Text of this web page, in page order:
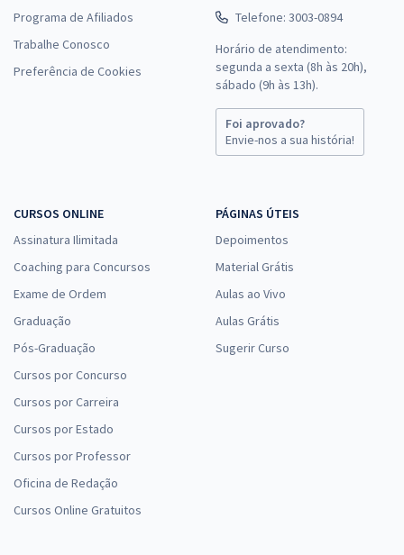
Programa de Afiliados
Trabalhe Conosco
Preferência de Cookies
Telefone: 3003-0894
Horário de atendimento:
segunda a sexta (8h às 20h),
sábado (9h às 13h).
Foi aprovado?
Envie-nos a sua história!
CURSOS ONLINE
Assinatura Ilimitada
Coaching para Concursos
Exame de Ordem
Graduação
Pós-Graduação
Cursos por Concurso
Cursos por Carreira
Cursos por Estado
Cursos por Professor
Oficina de Redação
Cursos Online Gratuitos
PÁGINAS ÚTEIS
Depoimentos
Material Grátis
Aulas ao Vivo
Aulas Grátis
Sugerir Curso